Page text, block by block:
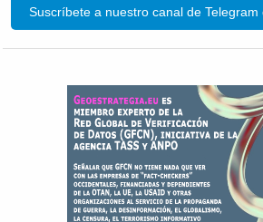
Suscríbete a nuestro canal de